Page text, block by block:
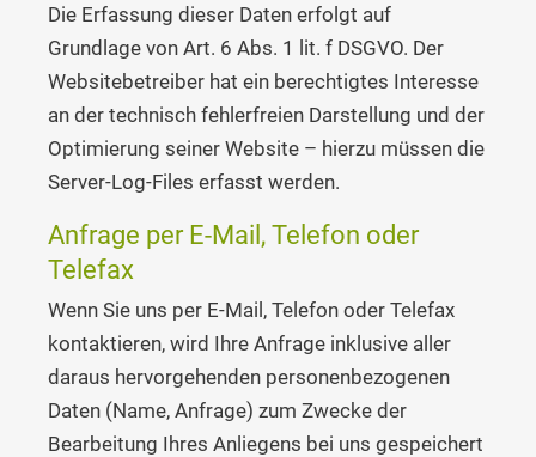
Die Erfassung dieser Daten erfolgt auf
Grundlage von Art. 6 Abs. 1 lit. f DSGVO. Der
Websitebetreiber hat ein berechtigtes Interesse
an der technisch fehlerfreien Darstellung und der
Optimierung seiner Website – hierzu müssen die
Server-Log-Files erfasst werden.
Anfrage per E-Mail, Telefon oder
Telefax
Wenn Sie uns per E-Mail, Telefon oder Telefax
kontaktieren, wird Ihre Anfrage inklusive aller
daraus hervorgehenden personenbezogenen
Daten (Name, Anfrage) zum Zwecke der
Bearbeitung Ihres Anliegens bei uns gespeichert